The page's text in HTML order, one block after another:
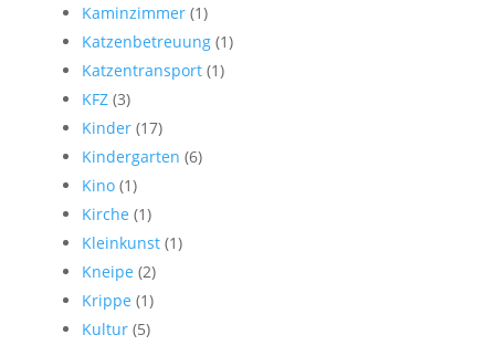
Kaminzimmer (1)
Katzenbetreuung (1)
Katzentransport (1)
KFZ (3)
Kinder (17)
Kindergarten (6)
Kino (1)
Kirche (1)
Kleinkunst (1)
Kneipe (2)
Krippe (1)
Kultur (5)